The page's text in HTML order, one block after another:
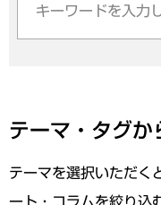
テーマ・タグか
テーマを選択いただく
ート・コラムを絞り込